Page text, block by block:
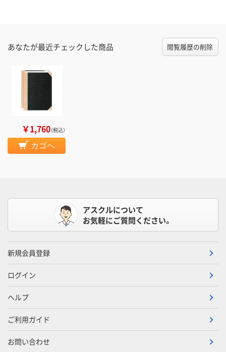
あなたが最近チェックした商品 閲覧履歴の削除
￥1,760（税込）
カゴへ
アスクルについて
お気軽にご質問ください。
新規会員登録
ログイン
ヘルプ
ご利用ガイド
お問い合わせ